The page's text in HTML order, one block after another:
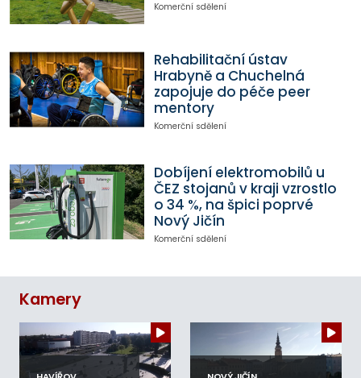
Komerční sdělení
Rehabilitační ústav
Hrabyně a Chuchelná
zapojuje do péče peer
mentory
Komerční sdělení
Dobíjení elektromobilů u
ČEZ stojanů v kraji vzrostlo
o 34 %, na špici poprvé
Nový Jičín
Komerční sdělení
Kamery